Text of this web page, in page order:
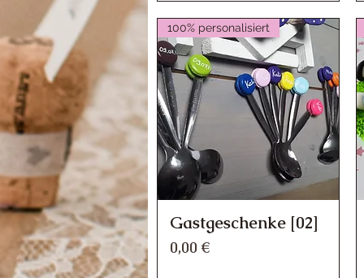
Schnellansicht
100% personalisiert
Gastgeschenke [02]
Preis
0,00 €